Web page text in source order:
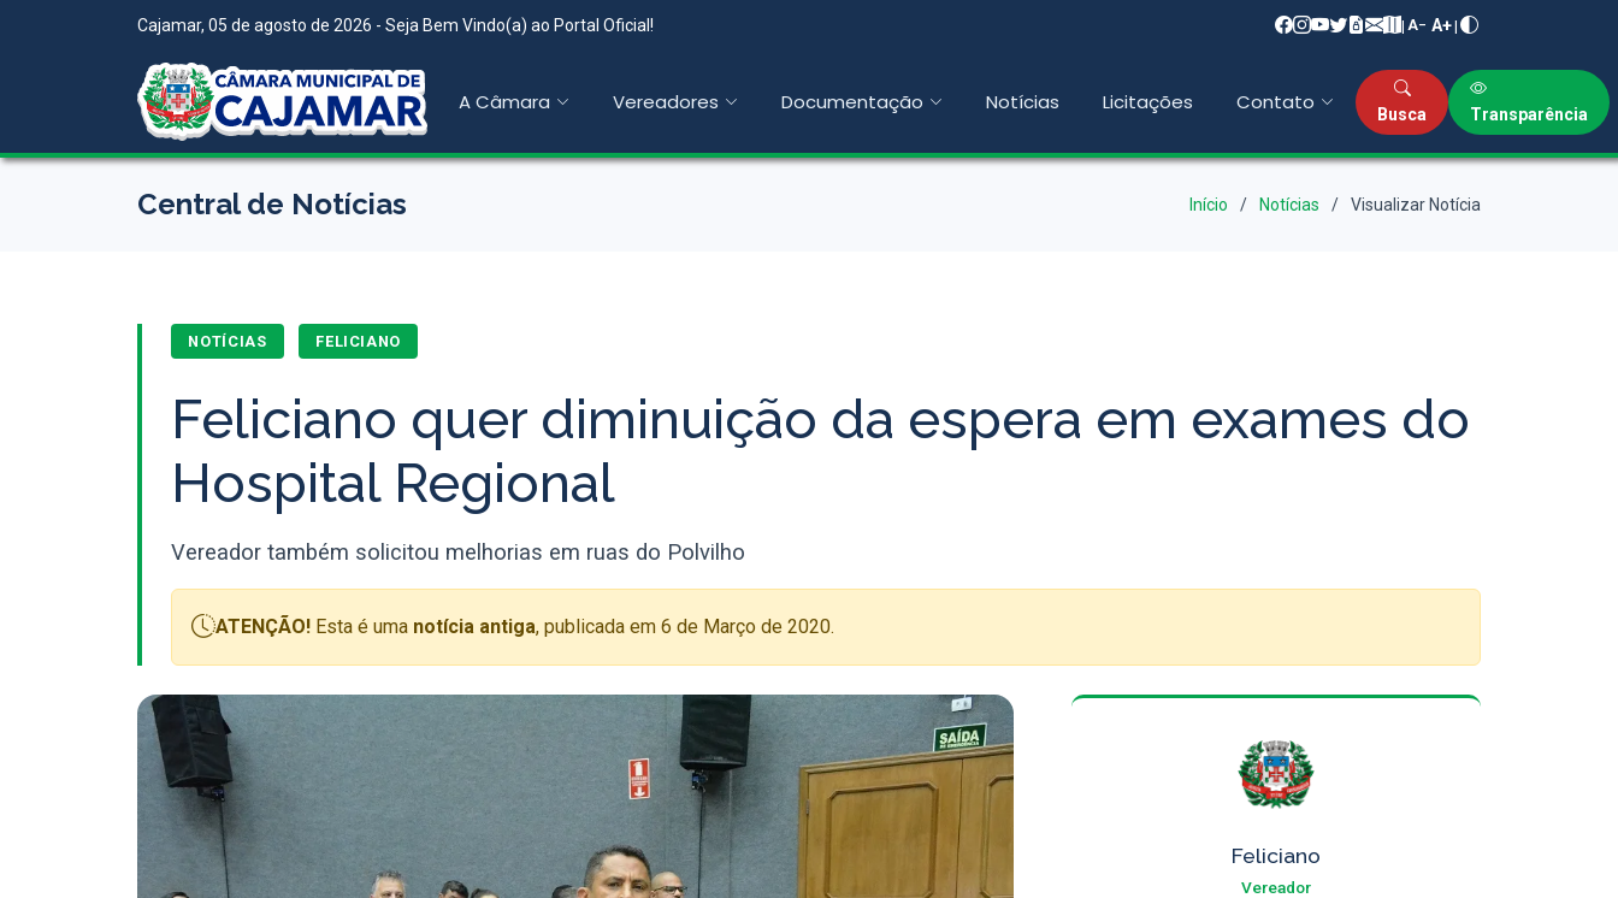
Cajamar, 05 de agosto de 2026 - Seja Bem Vindo(a) ao Portal Oficial! | A− A+|
A Câmara Vereadores Documentação Notícias Licitações Contato Busca Transparência
Central de Notícias Início Notícias Visualizar Notícia
NOTÍCIAS FELICIANO
Feliciano quer diminuição da espera em exames do
Hospital Regional
Vereador também solicitou melhorias em ruas do Polvilho
ATENÇÃO! Esta é uma notícia antiga, publicada em 6 de Março de 2020.
Feliciano
Vereador